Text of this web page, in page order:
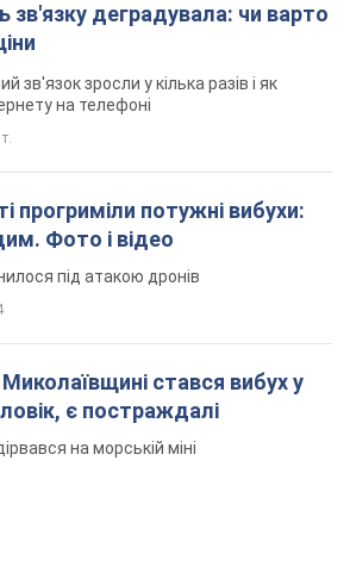
зв'язку деградувала: чи варто
зв'язок зросли у кілька разів і як
на телефоні
прогриміли потужні вибухи:
Фото і відео
під атакою дронів
стався вибух у
є постраждалі
на морській міні